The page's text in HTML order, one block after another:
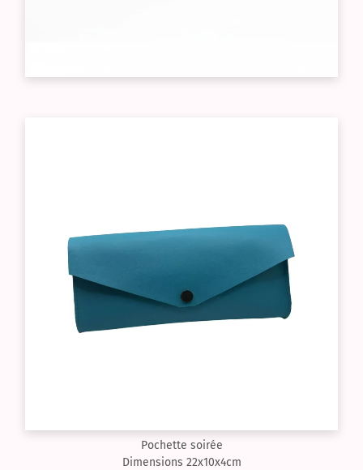
Pochette soirée
Dimensions 22x10x4cm